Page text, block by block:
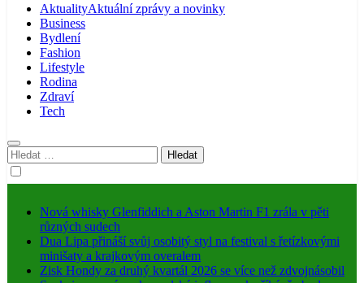
AktualityAktuální zprávy a novinky
Business
Bydlení
Fashion
Lifestyle
Rodina
Zdraví
Tech
Vyhledávání
Nová whisky Glenfiddich a Aston Martin F1 zrála v pěti
různých sudech
Dua Lipa přináší svůj osobitý styl na festival s řetízkovými
minišaty a krajkovým overalem
Zisk Hondy za druhý kvartál 2026 se více než zdvojnásobil